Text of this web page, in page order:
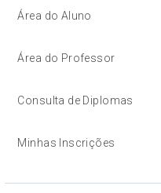
Área do Aluno
Área do Professor
Consulta de Diplomas
Minhas Inscrições